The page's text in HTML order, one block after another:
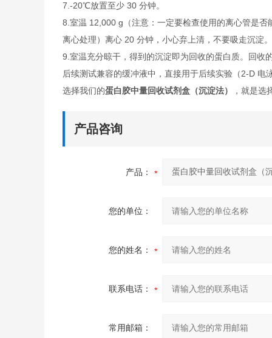
7.-20℃放置至少 30 分钟。
8.室温 12,000 g（注意：一定要检查使用的离心管是
离心处理）离心 20 分钟，小心弃上清，不要吸走沉淀。
9.室温充分晾干，得到的沉淀即为回收的蛋白质。回收
后续测试兼容的缓冲液中，直接用于后续实验（2-D 电
选择我们的蛋白胶中量回收试剂盒（沉淀法） ，就是选
产品咨询
产品：
您的单位：
您的姓名：
联系电话：
常用邮箱：